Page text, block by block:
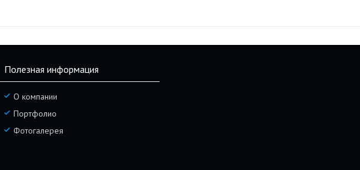
Полезная информация
О компании
Портфолио
Фотогалерея